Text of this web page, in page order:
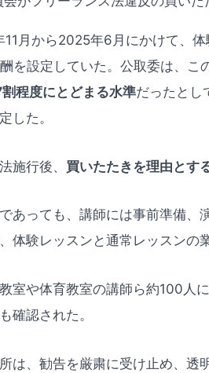
月から2025年6月にかけて、体
を設定していた。公取委は、こ
程度にとどまる水準だったとし
した。
施行後、 買いたたきを理由とす
あっても、講師には事前準備、
体験レッスンと通常レッスンの
室や体育教室の講師ら約100人
確認された。
は、勧告を厳粛に受け止め、透